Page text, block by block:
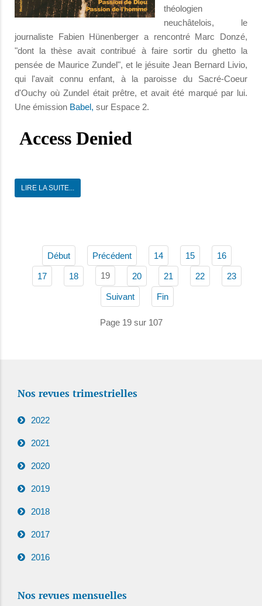
théologien
neuchâtelois, le
journaliste Fabien Hünenberger a rencontré Marc Donzé,
"dont la thèse avait contribué à faire sortir du ghetto la
pensée de Maurice Zundel", et le jésuite Jean Bernard Livio,
qui l'avait connu enfant, à la paroisse du Sacré-Coeur
d'Ouchy où Zundel était prêtre, et avait été marqué par lui.
Une émission Babel, sur Espace 2.
LIRE LA SUITE...
Début Précédent 14 15 16
17 18 19 20 21 22 23
Suivant Fin
Page 19 sur 107
Nos revues trimestrielles
2022
2021
2020
2019
2018
2017
2016
Nos revues mensuelles